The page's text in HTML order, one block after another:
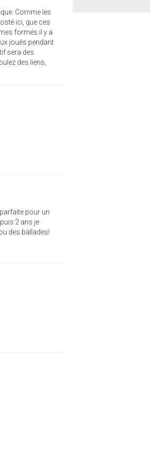
Comme les
ici, que ces
formés il y a
joués pendant
sera des
des liens,
pour un
2 ans je
des ballades!